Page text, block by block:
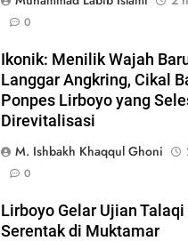
0
Ikonik: Menilik Wajah
Langgar Angkring, Cikal
Ponpes Lirboyo yang
Direvitalisasi
M. Ishbakh Khaqqul Ghoni
0
Lirboyo Gelar Ujian Talaqi
Serentak di Muktamar